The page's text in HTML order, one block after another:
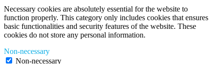
Necessary cookies are absolutely essential for the website to
function properly. This category only includes cookies that ensures
basic functionalities and security features of the website. These
cookies do not store any personal information.
Non-necessary
Non-necessary